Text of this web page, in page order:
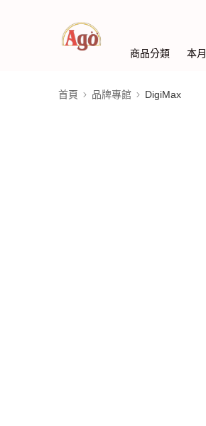
商品分類 本
首頁 品牌專館 DigiMax